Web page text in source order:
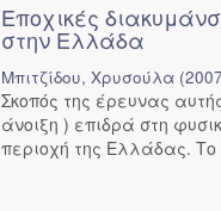
Εποχικές
στην Ελλάδα
Μπιτζίδου, Χρυσούλα (
Σκοπός της έρευνας
άνοιξη ) επιδρά στη
περιοχή της Ελλάδας.